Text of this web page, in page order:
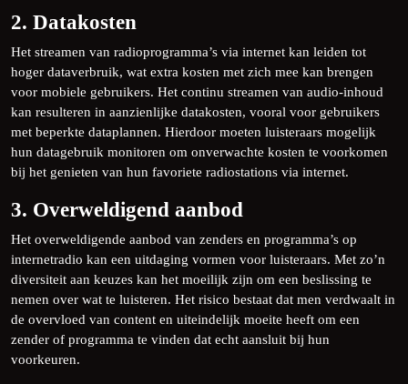
2. Datakosten
Het streamen van radioprogramma’s via internet kan leiden tot
hoger dataverbruik, wat extra kosten met zich mee kan brengen
voor mobiele gebruikers. Het continu streamen van audio-inhoud
kan resulteren in aanzienlijke datakosten, vooral voor gebruikers
met beperkte dataplannen. Hierdoor moeten luisteraars mogelijk
hun datagebruik monitoren om onverwachte kosten te voorkomen
bij het genieten van hun favoriete radiostations via internet.
3. Overweldigend aanbod
Het overweldigende aanbod van zenders en programma’s op
internetradio kan een uitdaging vormen voor luisteraars. Met zo’n
diversiteit aan keuzes kan het moeilijk zijn om een beslissing te
nemen over wat te luisteren. Het risico bestaat dat men verdwaalt in
de overvloed van content en uiteindelijk moeite heeft om een
zender of programma te vinden dat echt aansluit bij hun
voorkeuren.